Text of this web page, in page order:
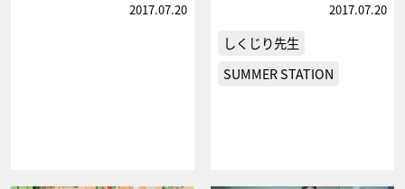
2017.07.20 2017.07.20
しくじり先生
SUMMER STATION